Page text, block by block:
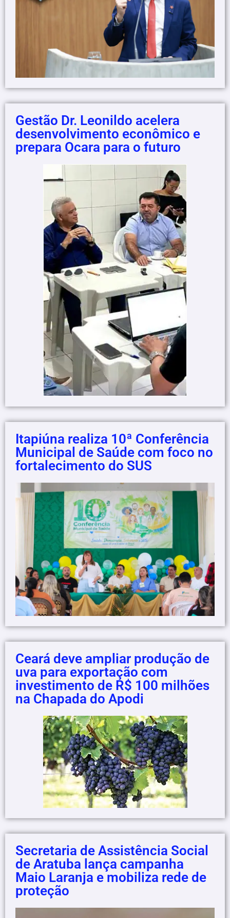
Gestão Dr. Leonildo acelera
desenvolvimento econômico e
prepara Ocara para o futuro
Itapiúna realiza 10ª Conferência
Municipal de Saúde com foco no
fortalecimento do SUS
Ceará deve ampliar produção de
uva para exportação com
investimento de R$ 100 milhões
na Chapada do Apodi
Secretaria de Assistência Social
de Aratuba lança campanha
Maio Laranja e mobiliza rede de
proteção